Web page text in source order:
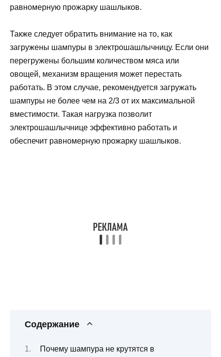
равномерную прожарку шашлыков.
Также следует обратить внимание на то, как
загружены шампуры в электрошашлычницу. Если они
перегружены большим количеством мяса или
овощей, механизм вращения может перестать
работать. В этом случае, рекомендуется загружать
шампуры не более чем на 2/3 от их максимальной
вместимости. Такая нагрузка позволит
электрошашлычнице эффективно работать и
обеспечит равномерную прожарку шашлыков.
Содержание
Почему шампура не крутятся в